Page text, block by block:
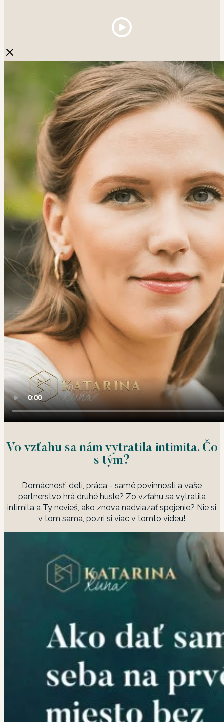
Vo vzťahu sa nám vytratila intimita. Čo
s tým?
Domácnosť, deti, práca - samé povinnosti a vaše
partnerstvo hrá druhé husle? Zo vzťahu sa vytratila
intimita a Ty nevieš, ako znova nadviazať spojenie? Nie si
v tom sama, pozri si viac v tomto videu!